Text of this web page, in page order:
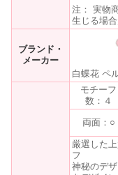
注： 実物
生じる場合
ブランド・
メーカー
白蝶花 ペ
モチーフ
数：４
両面：○
厳選した
フ
神秘のデ